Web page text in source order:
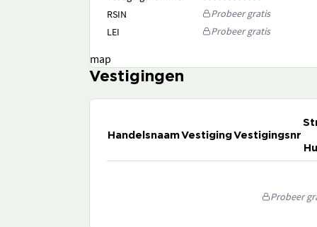
RSIN
Probeer gratis
LEI
Probeer gratis
map
Vestigingen
HandelsnaamVestigingVestigingsnr
Probeer